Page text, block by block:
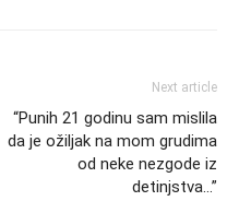
Next article
“Punih 21 godinu sam mislila
da je ožiljak na mom grudima
od neke nezgode iz
detinjstva…”